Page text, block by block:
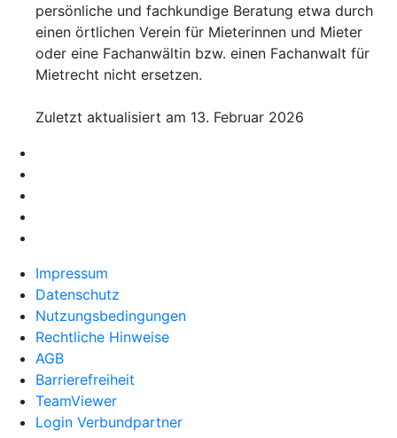
persönliche und fachkundige Beratung etwa durch
einen örtlichen Verein für Mieterinnen und Mieter
oder eine Fachanwältin bzw. einen Fachanwalt für
Mietrecht nicht ersetzen.
Zuletzt aktualisiert am 13. Februar 2026
Impressum
Datenschutz
Nutzungsbedingungen
Rechtliche Hinweise
AGB
Barrierefreiheit
TeamViewer
Login Verbundpartner